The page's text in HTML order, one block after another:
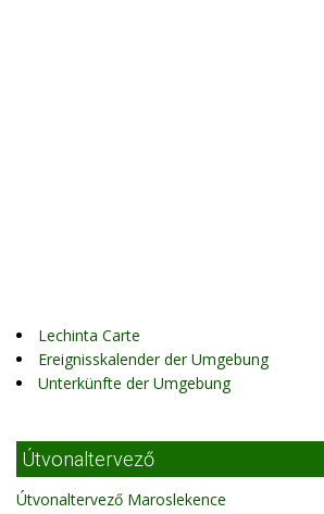
Lechinta Carte
Ereignisskalender der Umgebung
Unterkünfte der Umgebung
Útvonaltervező
Útvonaltervező Maroslekence